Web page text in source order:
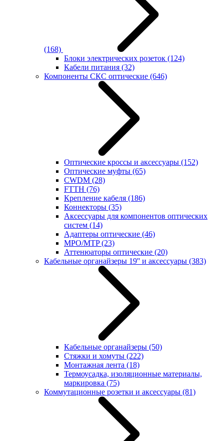
(168)
Блоки электрических розеток (124)
Кабели питания (32)
Компоненты СКС оптические (646)
Оптические кроссы и аксессуары (152)
Оптические муфты (65)
CWDM (28)
FTTH (76)
Крепление кабеля (186)
Коннекторы (35)
Аксессуары для компонентов оптических
систем (14)
Адаптеры оптические (46)
MPO/MTP(23)
Аттенюаторы оптические (20)
Кабельные органайзеры 19'' и аксессуары (383)
Кабельные органайзеры (50)
Стяжки и хомуты (222)
Монтажная лента (18)
Термоусадка, изоляционные материалы,
маркировка (75)
Коммутационные розетки и аксессуары (81)